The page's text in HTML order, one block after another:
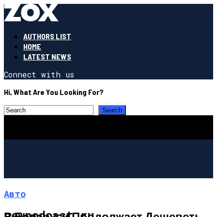
AUTHORS LIST
HOME
LATEST NEWS
Connect with us
Hi, What Are You Looking For?
Авто